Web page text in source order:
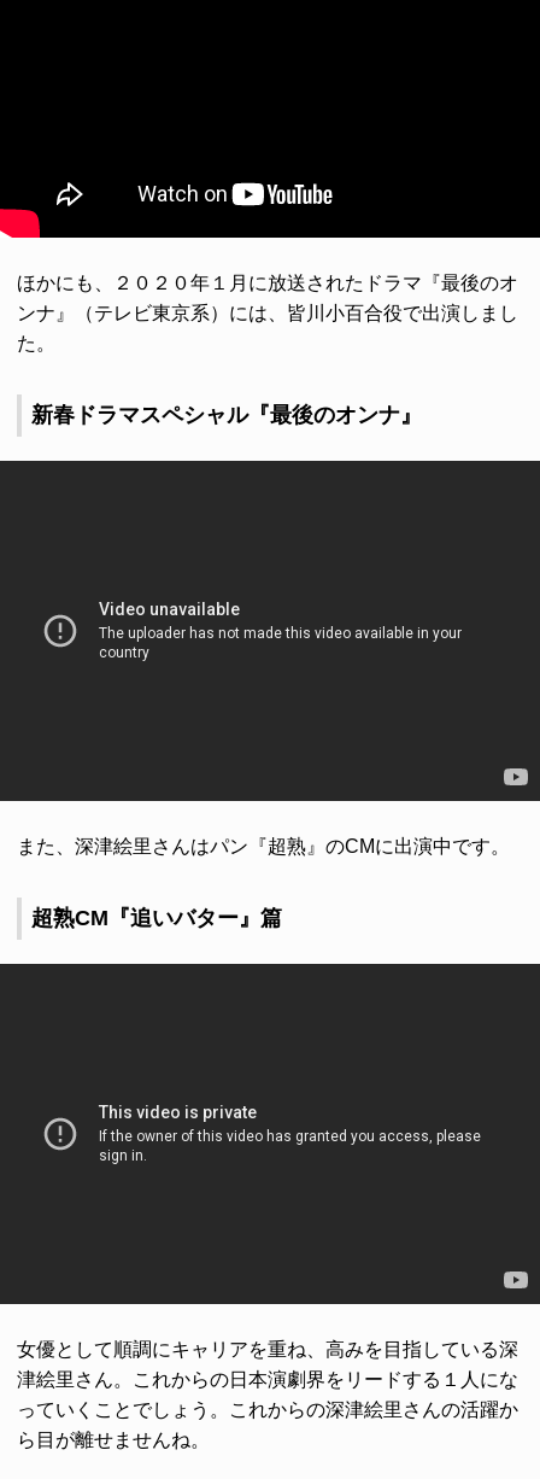
ほかにも、２０２０年１月に放送されたドラマ『最後のオ
ンナ』（テレビ東京系）には、皆川小百合役で出演しまし
た。
新春ドラマスペシャル『最後のオンナ』
また、深津絵里さんはパン『超熟』のCMに出演中です。
超熟CM『追いバター』篇
女優として順調にキャリアを重ね、高みを目指している深
津絵里さん。これからの日本演劇界をリードする１人にな
っていくことでしょう。これからの深津絵里さんの活躍か
ら目が離せませんね。